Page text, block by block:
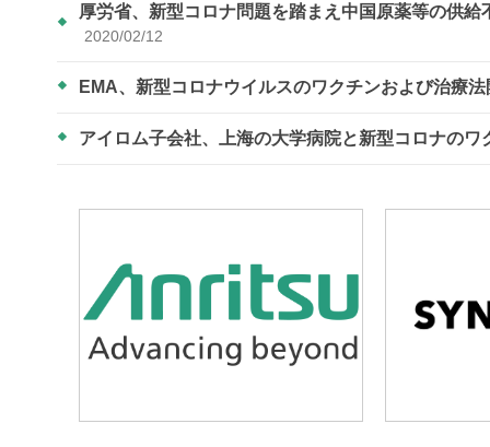
厚労省、新型コロナ問題を踏まえ中国原薬等の供
2020/02/12
EMA、新型コロナウイルスのワクチンおよび治療
アイロム子会社、上海の大学病院と新型コロナの